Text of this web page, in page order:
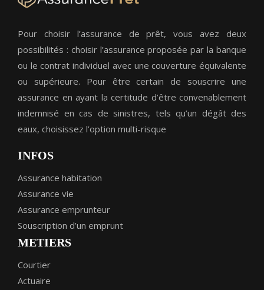
Pour choisir l’assurance de prêt, vous avez deux
possibilités : choisir l’assurance proposée par la banque
ou le contrat individuel avec une couverture équivalente
ou supérieure. Pour être certain de souscrire une
assurance en ayant la certitude d’être convenablement
indemnisé en cas de sinistres, tels qu’un dégât des
eaux, choisissez l’option multi-risque
INFOS
Assurance habitation
Assurance vie
Assurance emprunteur
Souscription d’un emprunt
METIERS
Courtier
Actuaire